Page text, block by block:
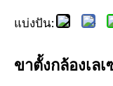
แบ่งปัน:
ขาตั้งกล้องเลเ